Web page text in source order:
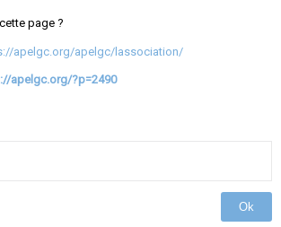
page ?
apelgc.org/apelgc/lassociation/
apelgc.org/?p=2490
Ok